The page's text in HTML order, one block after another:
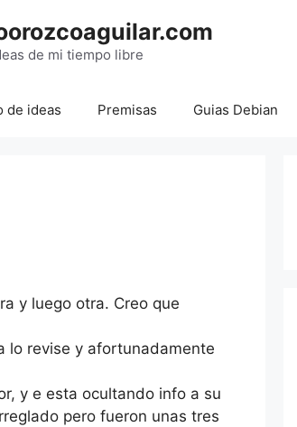
de mi tiempo libre
de ideas Premisas Guias Debian
y luego otra. Creo que
lo revise y afortunadamente
y e esta ocultando info a su
pero fueron unas tres